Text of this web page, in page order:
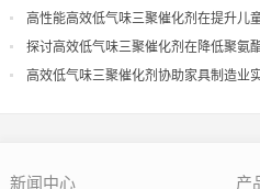
导
高性能高效低气味三聚催化剂在提升儿
探讨高效低气味三聚催化剂在降低聚氨
果
高效低气味三聚催化剂协助家具制造业
新闻中心 产